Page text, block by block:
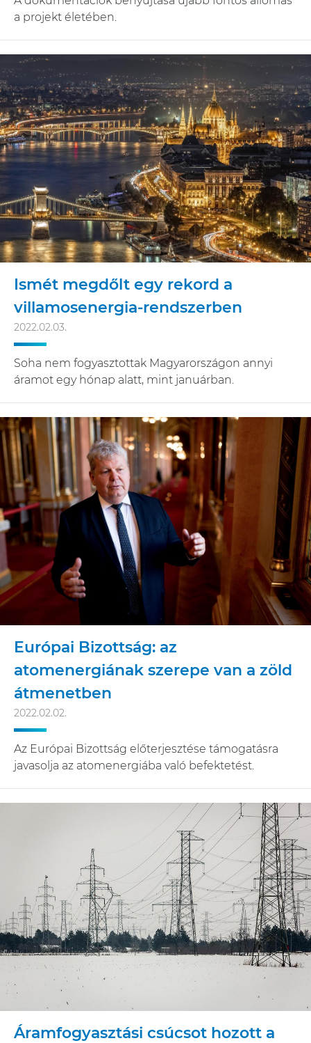
a projekt életében.
Ismét megdőlt egy rekord a
villamosenergia-rendszerben
2022.02.03.
Soha nem fogyasztottak Magyarországon annyi
áramot egy hónap alatt, mint januárban.
Európai Bizottság: az
atomenergiának szerepe van a zöld
átmenetben
2022.02.02.
Az Európai Bizottság előterjesztése támogatásra
javasolja az atomenergiába való befektetést.
Áramfogyasztási csúcsot hozott a